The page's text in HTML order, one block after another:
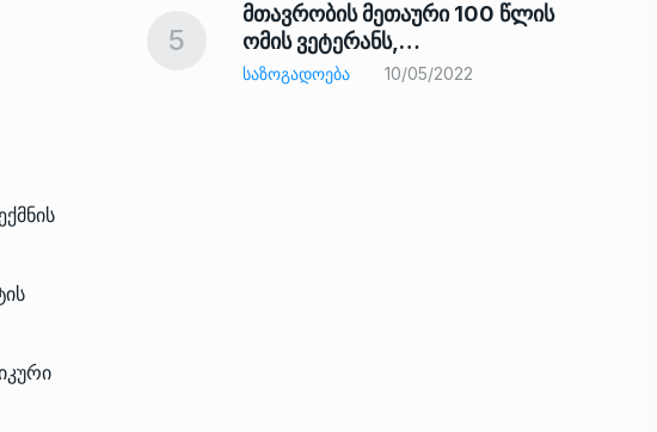
ირაკლი
5
მთავრობის მეთაური 100 წლის
ომის ვეტერანს,…
ᲡᲐᲖᲝᲒᲐᲓᲝᲔᲑᲐ 10/05/2022